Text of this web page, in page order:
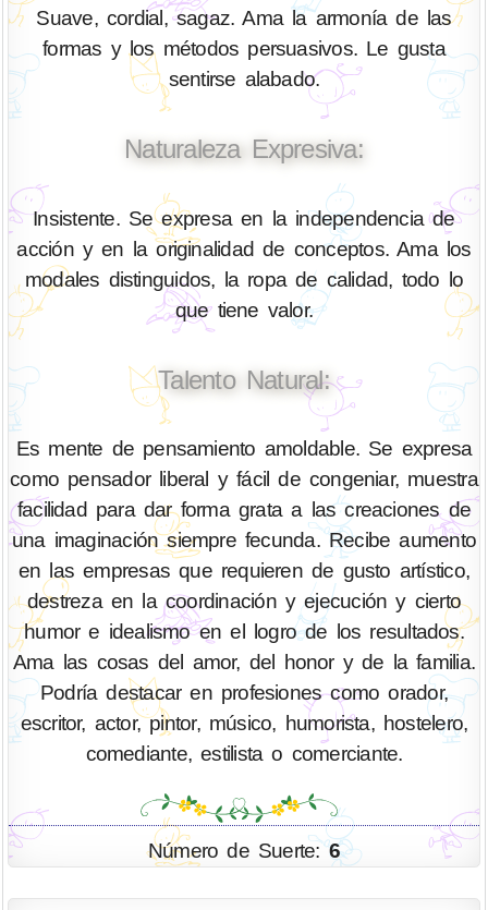
Suave, cordial, sagaz. Ama la armonía de las
formas y los métodos persuasivos. Le gusta
sentirse alabado.
Naturaleza Expresiva:
Insistente. Se expresa en la independencia de
acción y en la originalidad de conceptos. Ama los
modales distinguidos, la ropa de calidad, todo lo
que tiene valor.
Talento Natural:
Es mente de pensamiento amoldable. Se expresa
como pensador liberal y fácil de congeniar, muestra
facilidad para dar forma grata a las creaciones de
una imaginación siempre fecunda. Recibe aumento
en las empresas que requieren de gusto artístico,
destreza en la coordinación y ejecución y cierto
humor e idealismo en el logro de los resultados.
Ama las cosas del amor, del honor y de la familia.
Podría destacar en profesiones como orador,
escritor, actor, pintor, músico, humorista, hostelero,
comediante, estilista o comerciante.
Número de Suerte:6